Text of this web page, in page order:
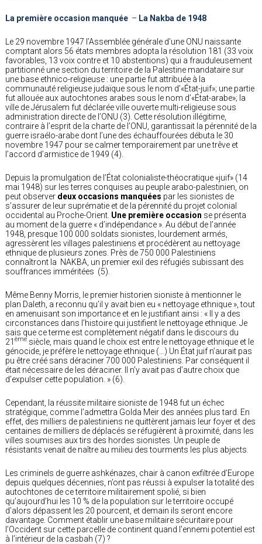
La première occasion manquée – La Nakba de 1948
Le 29 novembre 1947 l’Assemblée générale d’une ONU naissante
comptant alors 56 états membres adopta la résolution 181 (33 voix
favorables, 13 voix contre et 10 abstentions) qui a frauduleusement
partitionné une section du territoire de la Palestine mandataire sur
une base ethnico-religieuse : une partie fut attribuée à la
communauté religieuse judaïque sous le nom d’«État-juif»; une partie
fut allouée aux autochtones arabes sous le nom d’«État-arabe»; la
ville de Jérusalem fut déclarée ville ouverte multi-religieuse sous
administration directe de l’ONU (3). Cette résolution illégitime,
contraire à l’esprit de la charte de l’ONU, garantissait la pérennité de la
guerre israélo-arabe dont l’une des échauffourées débuta le 30
novembre 1947 pour se calmer temporairement par une trêve et
l’accord d’armistice de 1949 (4).
Depuis la promulgation de l’État colonialiste-théocratique «juif» (14
mai 1948) sur les terres conquises au peuple arabo-palestinien, on
peut observer deux occasions manquées par les sionistes de
s’assurer de leur suprématie et de la pérennité du projet colonial
occidental au Proche-Orient. Une première occasion se présenta
au moment de la guerre « d’indépendance ». Au début de l’année
1948, presque 100 000 soldats sionistes, lourdement armés,
agressèrent les villages palestiniens et procédèrent au nettoyage
ethnique de plusieurs zones. Près de 750 000 Palestiniens
connaîtront la NAKBA, un premier exil des réfugiés subissant des
souffrances imméritées (5).
Même Benny Morris, le premier historien sioniste à mentionner le
plan Daleth, a reconnu qu’il y avait bien eu « nettoyage ethnique », tout
en amenuisant son importance et en le justifiant ainsi : « Il y a des
circonstances dans l’histoire qui justifient le nettoyage ethnique. Je
sais que ce terme est complètement négatif dans le discours du
21 ème siècle, mais quand le choix est entre le nettoyage ethnique et le
génocide, je préfère le nettoyage ethnique (…) Un État juif n’aurait pas
pu être créé sans déraciner 700 000 Palestiniens. Par conséquent il
était nécessaire de les déraciner. Il n’y avait pas d’autre choix que
d’expulser cette population. » (6).
Cependant, la réussite militaire sioniste de 1948 fut un échec
stratégique, comme l’admettra Golda Meir des années plus tard. En
effet, des milliers de palestiniens ne quittèrent jamais leur foyer et des
centaines de milliers de déplacés se réfugièrent à proximité, dans les
villes soumises aux tirs des hordes sionistes. Un peuple de
résistants venait de naître au milieu des tourments les plus abjects.
Les criminels de guerre ashkénazes, chair à canon exfiltrée d’Europe
depuis quelques décennies, n’ont pas réussi à expulser la totalité des
autochtones de ce territoire militairement spolié, si bien
qu’aujourd’hui les 10 % de la population sur le territoire occupé
d’alors dépassent les 20 pourcent, et demain ils seront encore
davantage. Comment établir une base militaire sécuritaire pour
l’Occident sur cette parcelle de continent quand l’ennemi potentiel est
à l’intérieur de la casbah (7) ?